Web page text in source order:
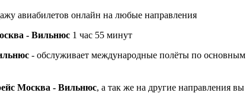
авиабилетов онлайн на любые направления
- Вильнюс 1 час 55 минут
- обслуживает международные полёты по основным
Москва - Вильнюс, а так же на другие направления вы